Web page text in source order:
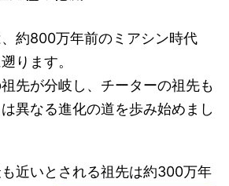
約800万年前のミアシン時代
ります。
先が分岐し、チーターの祖先も
異なる進化の道を歩み始めまし
近いとされる祖先は約300万年